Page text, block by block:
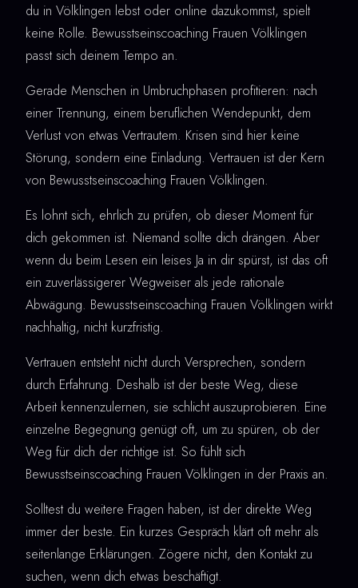
du in Völklingen lebst oder online dazukommst, spielt
keine Rolle. Bewusstseinscoaching Frauen Völklingen
passt sich deinem Tempo an.
Gerade Menschen in Umbruchphasen profitieren: nach
einer Trennung, einem beruflichen Wendepunkt, dem
Verlust von etwas Vertrautem. Krisen sind hier keine
Störung, sondern eine Einladung. Vertrauen ist der Kern
von Bewusstseinscoaching Frauen Völklingen.
Es lohnt sich, ehrlich zu prüfen, ob dieser Moment für
dich gekommen ist. Niemand sollte dich drängen. Aber
wenn du beim Lesen ein leises Ja in dir spürst, ist das oft
ein zuverlässigerer Wegweiser als jede rationale
Abwägung. Bewusstseinscoaching Frauen Völklingen wirkt
nachhaltig, nicht kurzfristig.
Vertrauen entsteht nicht durch Versprechen, sondern
durch Erfahrung. Deshalb ist der beste Weg, diese
Arbeit kennenzulernen, sie schlicht auszuprobieren. Eine
einzelne Begegnung genügt oft, um zu spüren, ob der
Weg für dich der richtige ist. So fühlt sich
Bewusstseinscoaching Frauen Völklingen in der Praxis an.
Solltest du weitere Fragen haben, ist der direkte Weg
immer der beste. Ein kurzes Gespräch klärt oft mehr als
seitenlange Erklärungen. Zögere nicht, den Kontakt zu
suchen, wenn dich etwas beschäftigt.